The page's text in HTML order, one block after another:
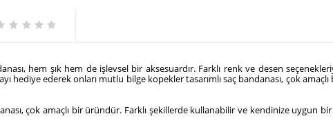
hem şık hem de işlevsel bir aksesuardır. Farklı renk ve desen
hediye ederek onları mutlu bilge kopekler tasarımlı saç bandanası, çok
çok amaçlı bir üründür. Farklı şekillerde kullanabilir ve kendinize uygun